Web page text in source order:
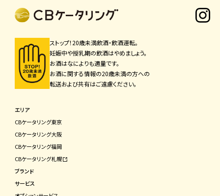
ストップ！20歳未満飲酒・飲酒運転。
妊娠中や授乳期の飲酒はやめましょう。
お酒はなによりも適量です。
お酒に関する情報の20歳未満の方への
転送および共有はご遠慮ください。
エリア
CBケータリング東京
CBケータリング⼤阪
CBケータリング福岡
CBケータリング札幌
ブランド
サービス